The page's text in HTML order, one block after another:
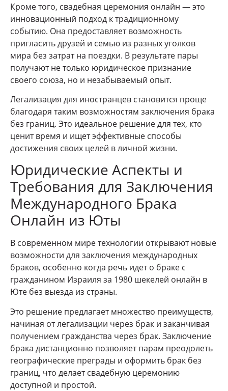
Кроме того, свадебная церемония онлайн — это
инновационный подход к традиционному
событию. Она предоставляет возможность
пригласить друзей и семью из разных уголков
мира без затрат на поездки. В результате пары
получают не только юридическое признание
своего союза, но и незабываемый опыт.
Легализация для иностранцев становится проще
благодаря таким возможностям заключения брака
без границ. Это идеальное решение для тех, кто
ценит время и ищет эффективные способы
достижения своих целей в личной жизни.
Юридические Аспекты и
Требования для Заключения
Международного Брака
Онлайн из Юты
В современном мире технологии открывают новые
возможности для заключения международных
браков, особенно когда речь идет о браке с
гражданином Израиля за 1980 шекелей онлайн в
Юте без выезда из страны.
Это решение предлагает множество преимуществ,
начиная от легализации через брак и заканчивая
получением гражданства через брак. Заключение
брака дистанционно позволяет парам преодолеть
географические преграды и оформить брак без
границ, что делает свадебную церемонию
доступной и простой.